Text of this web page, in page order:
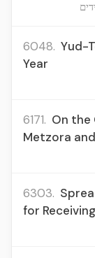
6048. Yud-
Year
6171. On the
Metzora
6303.
for